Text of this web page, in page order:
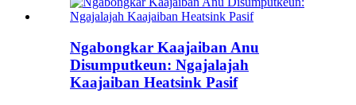
Ngabongkar Kaajaiban Anu
Disumputkeun: Ngajalajah
Kaajaiban Heatsink Pasif